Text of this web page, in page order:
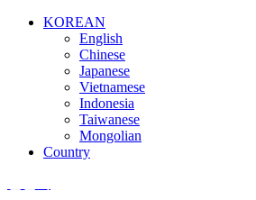
KOREAN
English
Chinese
Japanese
Vietnamese
Indonesia
Taiwanese
Mongolian
Country